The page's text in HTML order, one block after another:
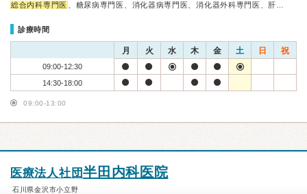
総合内科専門医 、糖尿病専門医、消化器病専門医、消化器外科専門医、肝…
診療時間
月 火 水 木 金 土 日 祝
09:00-12:30
14:30-18:00
09:00-13:00
医療法人社団半田内科医院
石川県金沢市小立野